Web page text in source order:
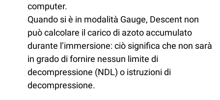
computer.
Quando si è in modalità Gauge, Descent non
può calcolare il carico di azoto accumulato
durante l’immersione: ciò significa che non sarà
in grado di fornire nessun limite di
decompressione (NDL) o istruzioni di
decompressione.